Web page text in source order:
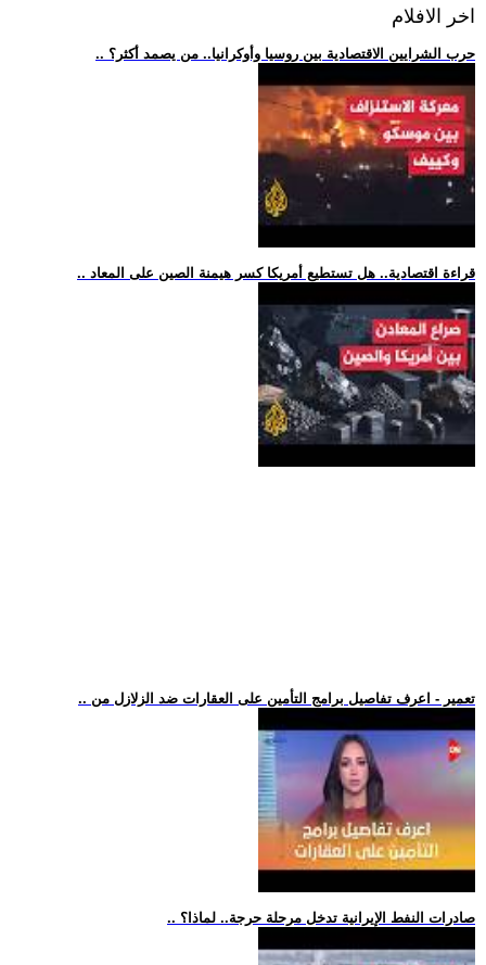
اخر الافلام
.. حرب الشرايين الاقتصادية بين روسيا وأوكرانيا.. من يصمد أكثر؟
.. قراءة اقتصادية.. هل تستطيع أمريكا كسر هيمنة الصين على المعاد
.. تعمير - اعرف تفاصيل برامج التأمين على العقارات ضد الزلازل من
.. صادرات النفط الإيرانية تدخل مرحلة حرجة.. لماذا؟